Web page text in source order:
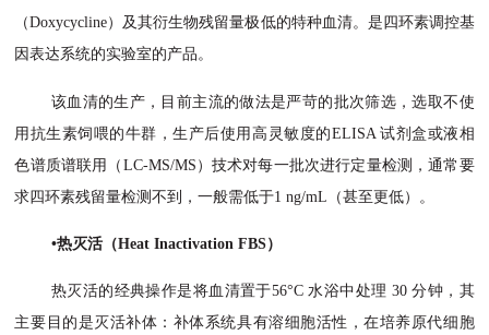
（Doxycycline）及其衍生物残留量极低的特种血清。是四环素调控基
因表达系统的实验室的产品。
该血清的生产，目前主流的做法是严苛的批次筛选，选取不使
用抗生素饲喂的牛群，生产后使用高灵敏度的ELISA 试剂盒或液相
色谱质谱联用（LC-MS/MS）技术对每一批次进行定量检测，通常要
求四环素残留量检测不到，一般需低于1 ng/mL（甚至更低）。
•热灭活（Heat Inactivation FBS）
热灭活的经典操作是将血清置于56°C 水浴中处理 30 分钟，其
主要目的是灭活补体：补体系统具有溶细胞活性，在培养原代细胞